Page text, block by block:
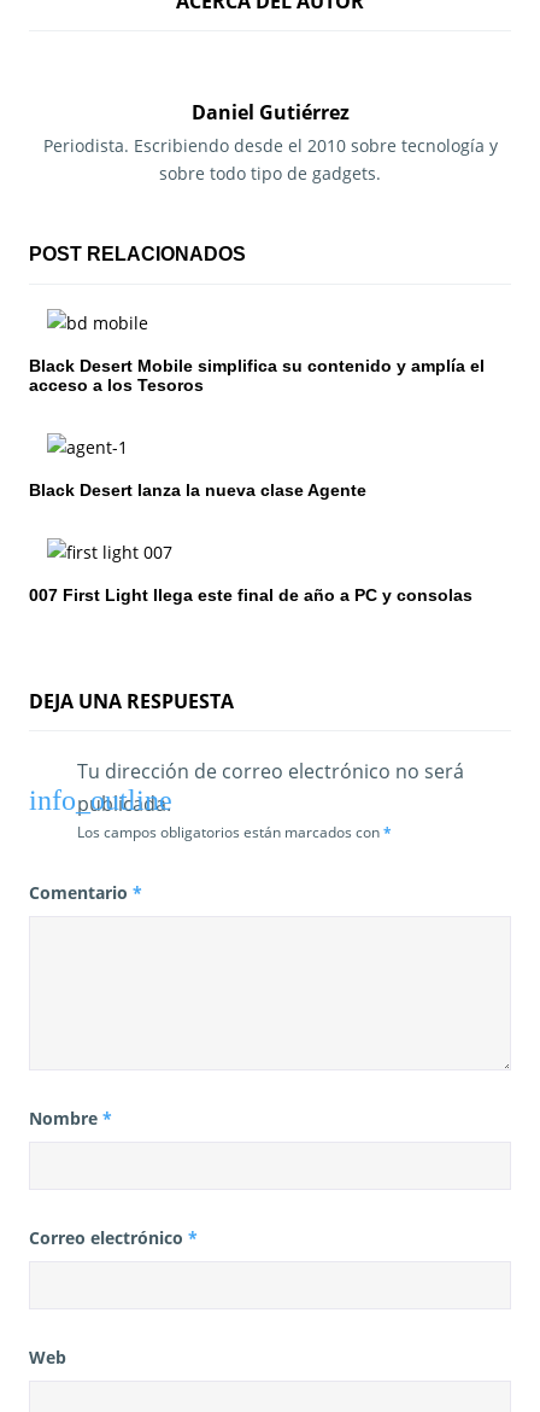
a
i
n
d
e
e
r
d
s
Daniel Gutiérrez
Periodista. Escribiendo desde el 2010 sobre tecnología y
sobre todo tipo de gadgets.
POST RELACIONADOS
Black Desert Mobile simplifica su contenido y amplía el
acceso a los Tesoros
Black Desert lanza la nueva clase Agente
007 First Light llega este final de año a PC y consolas
DEJA UNA RESPUESTA
Tu dirección de correo electrónico no será
publicada.
Los campos obligatorios están marcados con*
Comentario *
Nombre *
Correo electrónico *
Web